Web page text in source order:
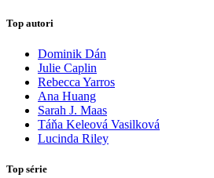
Top autori
Dominik Dán
Julie Caplin
Rebecca Yarros
Ana Huang
Sarah J. Maas
Táňa Keleová Vasilková
Lucinda Riley
Top série